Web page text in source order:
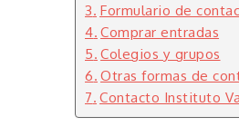
Formulario de
Comprar entradas
Colegios y grupos
Otras formas de
Contacto Instituto